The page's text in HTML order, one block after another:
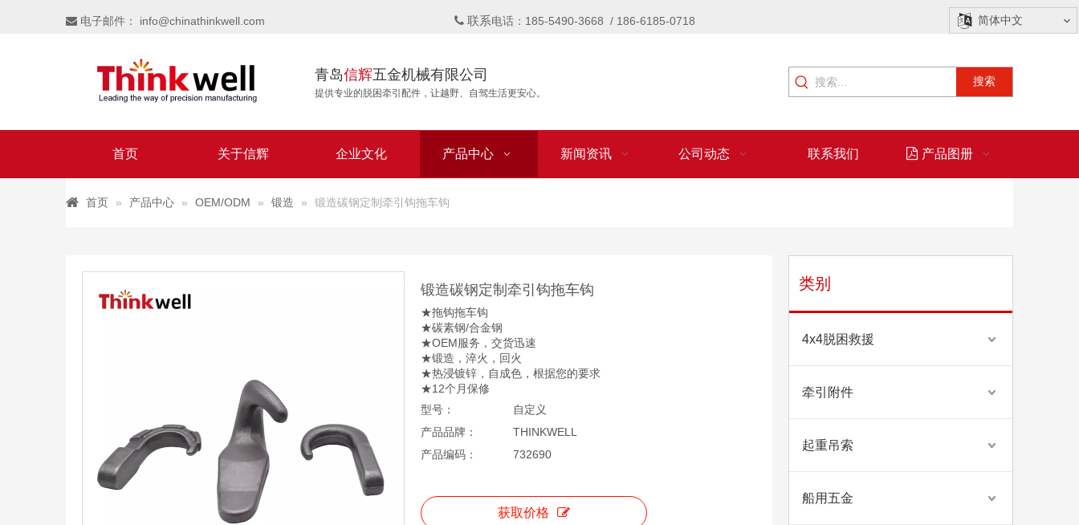
 电子邮件： info@chinathinkwell.com  联系电话：185-5490-3668 / 186-6185-0718 简体中文
青岛信辉五金机械有限公司
提供专业的脱困牵引配件，让越野、自驾生活更安心。
搜索
首页 关于信辉 企业文化 产品中心 新闻资讯 公司动态 联系我们 产品图册
首页 » 产品中心 » OEM/ODM » 锻造 » 锻造碳钢定制牵引钩拖车钩
锻造碳钢定制牵引钩拖车钩
★拖钩拖车钩
★碳素钢/合金钢
★OEM服务，交货迅速
★锻造，淬火，回火
★热浸镀锌，自成色，根据您的要求
★12个月保修
型号：
自定义
产品品牌：
THINKWELL
产品编码：
732690
获取价格
类别
4x4脱困救援
牵引附件
起重吊索
船用五金